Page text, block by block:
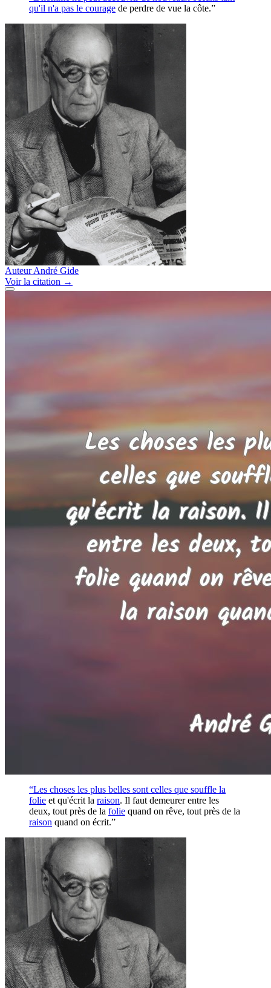
qu'il n'a pas le courage de perdre de vue la côte.”
Auteur André Gide
Voirla citation →
“Les choses les plus belles sont celles que souffle la
folie et qu'écrit la raison. Il faut demeurer entre les
deux, tout près de la folie quand on rêve, tout près de la
raison quand on écrit.”